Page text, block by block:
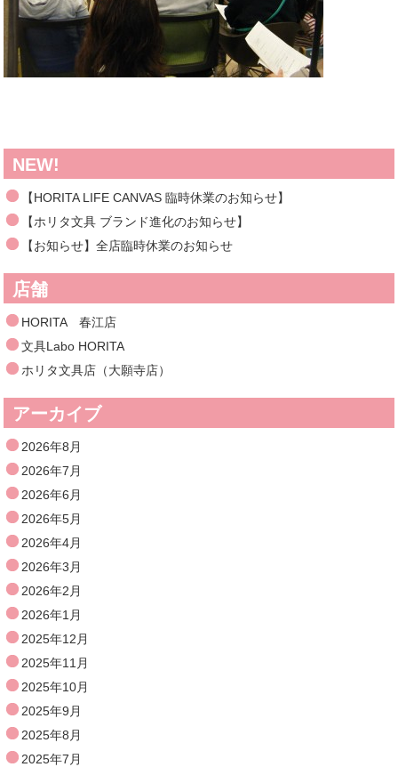
NEW!
【HORITA LIFE CANVAS 臨時休業のお知らせ】
【ホリタ文具 ブランド進化のお知らせ】
【お知らせ】全店臨時休業のお知らせ
店舗
HORITA 春江店
文具Labo HORITA
ホリタ文具店（大願寺店）
アーカイブ
2026年8月
2026年7月
2026年6月
2026年5月
2026年4月
2026年3月
2026年2月
2026年1月
2025年12月
2025年11月
2025年10月
2025年9月
2025年8月
2025年7月